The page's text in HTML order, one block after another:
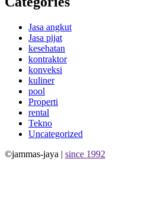
Jasa angkut
Jasa pijat
kesehatan
kontraktor
konveksi
kuliner
pool
Properti
rental
Tekno
Uncategorized
©jammas-jaya | since 1992